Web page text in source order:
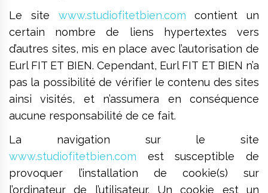
Le site www.studiofitetbien.com contient un
certain nombre de liens hypertextes vers
d’autres sites, mis en place avec l’autorisation de
Eurl FIT ET BIEN. Cependant, Eurl FIT ET BIEN n’a
pas la possibilité de vérifier le contenu des sites
ainsi visités, et n’assumera en conséquence
aucune responsabilité de ce fait.
La navigation sur le site
www.studiofitetbien.com est susceptible de
provoquer l’installation de cookie(s) sur
l’ordinateur de l’utilisateur. Un cookie est un